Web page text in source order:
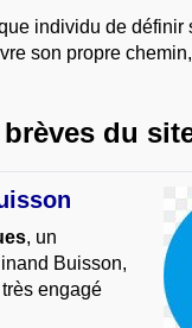
].
individu de définir
son propre
du
, un
Buisson,
engagé